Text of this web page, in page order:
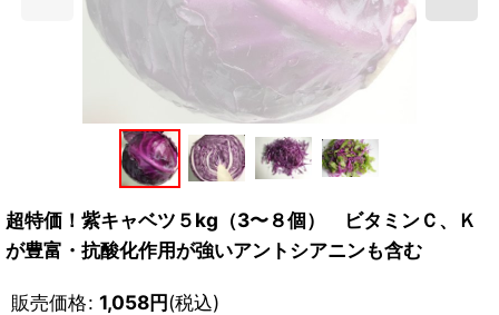
超特価！紫キャベツ５kg（3〜８個） ビタミンＣ、Ｋ
が豊富・抗酸化作用が強いアントシアニンも含む
販売価格: 1,058円(税込)